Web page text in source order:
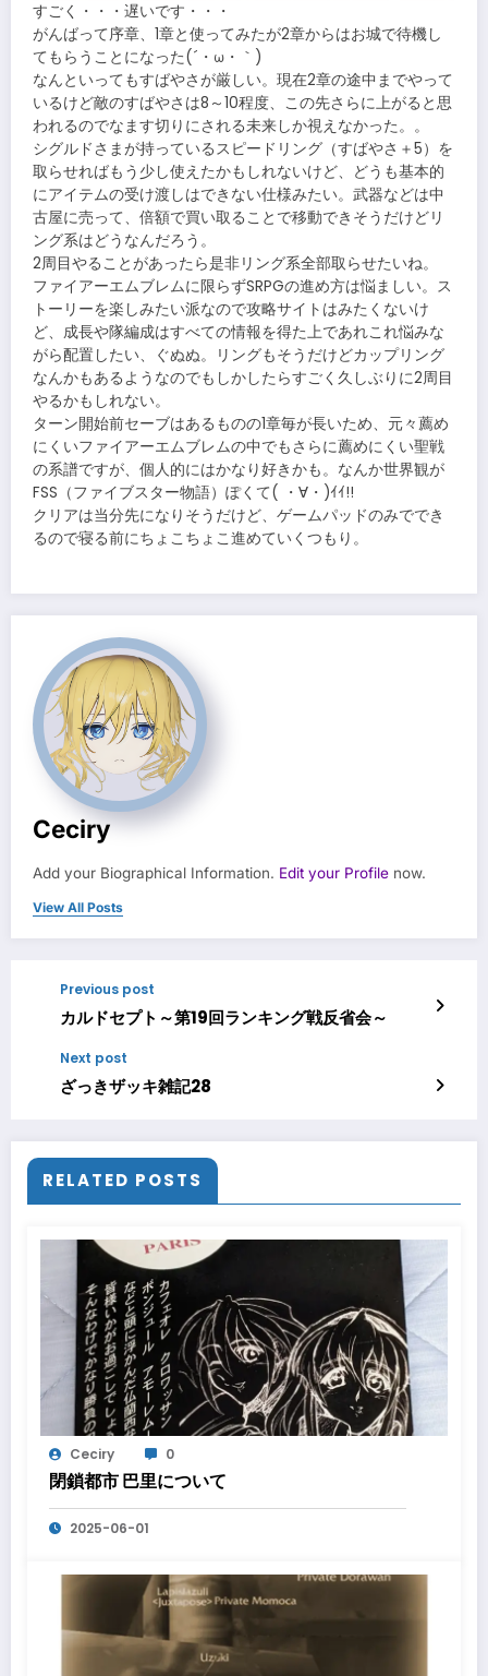
すごく・・・遅いです・・・
がんばって序章、1章と使ってみたが2章からはお城で待機し
てもらうことになった(´・ω・｀)
なんといってもすばやさが厳しい。現在2章の途中までやって
いるけど敵のすばやさは8～10程度、この先さらに上がると思
われるのでなます切りにされる未来しか視えなかった。。
シグルドさまが持っているスピードリング（すばやさ＋5）を
取らせればもう少し使えたかもしれないけど、どうも基本的
にアイテムの受け渡しはできない仕様みたい。武器などは中
古屋に売って、倍額で買い取ることで移動できそうだけどリ
ング系はどうなんだろう。
2周目やることがあったら是非リング系全部取らせたいね。
ファイアーエムブレムに限らずSRPGの進め方は悩ましい。ス
トーリーを楽しみたい派なので攻略サイトはみたくないけ
ど、成長や隊編成はすべての情報を得た上であれこれ悩みな
がら配置したい、ぐぬぬ。リングもそうだけどカップリング
なんかもあるようなのでもしかしたらすごく久しぶりに2周目
やるかもしれない。
ターン開始前セーブはあるものの1章毎が長いため、元々薦め
にくいファイアーエムブレムの中でもさらに薦めにくい聖戦
の系譜ですが、個人的にはかなり好きかも。なんか世界観が
FSS（ファイブスター物語）ぽくて( ・∀・)ｲｲ!!
クリアは当分先になりそうだけど、ゲームパッドのみででき
るので寝る前にちょこちょこ進めていくつもり。
Ceciry
Add your Biographical Information. Edit your Profile now.
View All Posts
Previous post
カルドセプト～第19回ランキング戦反省会～
Next post
ざっきザッキ雑記28
RELATED POSTS
Ceciry 0
閉鎖都市 巴里について
2025-06-01